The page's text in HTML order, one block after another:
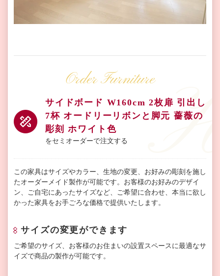
Order Furniture
サイドボード W160cm 2枚扉 引出し
7杯 オードリーリボンと脚元 薔薇の
彫刻 ホワイト色
をセミオーダーで注文する
この家具はサイズやカラー、生地の変更、お好みの彫刻を施し
たオーダーメイド製作が可能です。お客様のお好みのデザイ
ン、ご自宅にあったサイズなど、ご希望に合わせ、本当に欲し
かった家具をお手ごろな価格で提供いたします。
サイズの変更ができます
ご希望のサイズ、お客様のお住まいの設置スペースに最適なサ
イズで商品の製作が可能です。